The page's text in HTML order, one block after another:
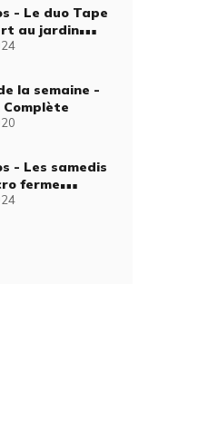
- Le duo Tape
au jardin
la semaine -
Complète
- Les samedis
ferme